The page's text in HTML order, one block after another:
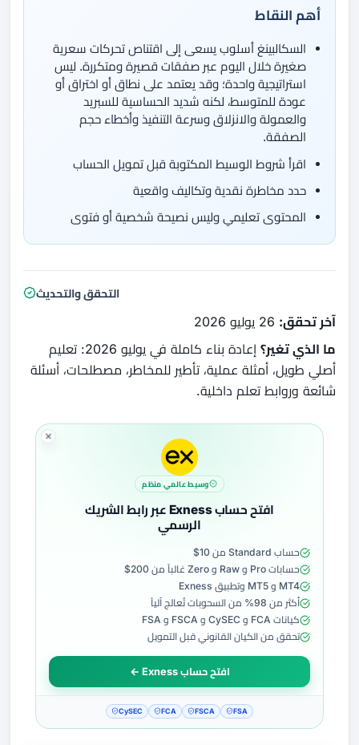
أهم النقاط
السكالبينغ أسلوب يسعى إلى اقتناص تحركات سعرية
صغيرة خلال اليوم عبر صفقات قصيرة ومتكررة. ليس
استراتيجية واحدة؛ وقد يعتمد على نطاق أو اختراق أو
عودة للمتوسط، لكنه شديد الحساسية للسبريد
والعمولة والانزلاق وسرعة التنفيذ وأخطاء حجم
الصفقة.
اقرأ شروط الوسيط المكتوبة قبل تمويل الحساب
حدد مخاطرة نقدية وتكاليف واقعية
المحتوى تعليمي وليس نصيحة شخصية أو فتوى
التحقق والتحديث
آخر تحقق: 26 يوليو 2026
ما الذي تغير؟
إعادة بناء كاملة في يوليو 2026: تعليم
أصلي طويل، أمثلة عملية، تأطير للمخاطر، مصطلحات، أسئلة
شائعة وروابط تعلم داخلية.
وسيط عالمي منظم
افتح حساب Exness عبر رابط الشريك
الرسمي
حساب Standard من 10$
حسابات Pro و Raw و Zero غالباً من 200$
MT4 و MT5 وتطبيق Exness
أكثر من 98% من السحوبات تُعالج آلياً
كيانات FCA و CySEC و FSCA و FSA
تحقق من الكيان القانوني قبل التمويل
افتح حساب Exness ←
CySEC FCA FSCA FSA